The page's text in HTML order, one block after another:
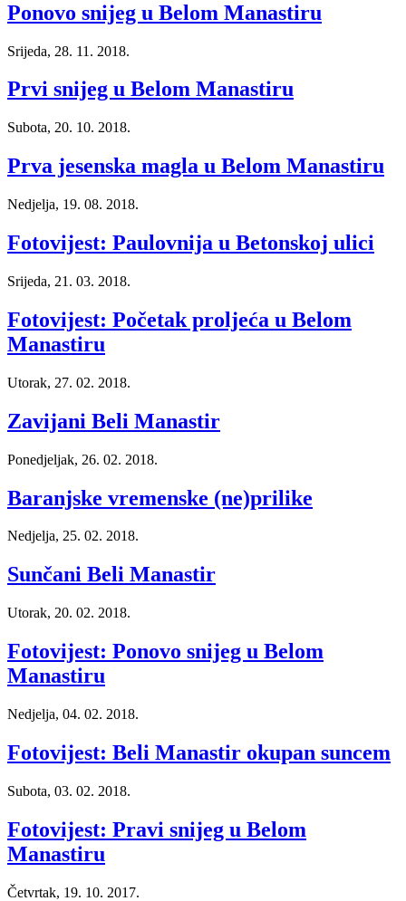
Ponovo snijeg u Belom Manastiru
Srijeda, 28. 11. 2018.
Prvi snijeg u Belom Manastiru
Subota, 20. 10. 2018.
Prva jesenska magla u Belom Manastiru
Nedjelja, 19. 08. 2018.
Fotovijest: Paulovnija u Betonskoj ulici
Srijeda, 21. 03. 2018.
Fotovijest: Početak proljeća u Belom
Manastiru
Utorak, 27. 02. 2018.
Zavijani Beli Manastir
Ponedjeljak, 26. 02. 2018.
Baranjske vremenske (ne)prilike
Nedjelja, 25. 02. 2018.
Sunčani Beli Manastir
Utorak, 20. 02. 2018.
Fotovijest: Ponovo snijeg u Belom
Manastiru
Nedjelja, 04. 02. 2018.
Fotovijest: Beli Manastir okupan suncem
Subota, 03. 02. 2018.
Fotovijest: Pravi snijeg u Belom
Manastiru
Četvrtak, 19. 10. 2017.